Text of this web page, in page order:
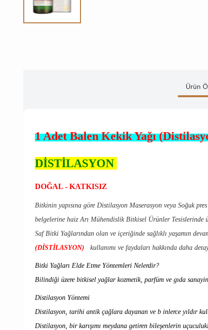
Ürün
1 Adet Balen Kekik Yağı
DİSTİLASYON
DOĞAL - KATKISIZ
Bitkinin yapısına göre Distilasyon Maserasyon veya Soğuk
belgelerine haiz Arı Mühendislik Bitkisel Ürünler Tesislerinde
Saf Bitki Yağlarından olan ve içeriğinde sağlıklı yaşamın
(DİSTİLASYON) kullanımı ve faydaları hakkında daha
Bitki Yağları Elde Etme Yöntemleri Nelerdir?
Bilindiği üzere bitkisel yağlar kozmetik, parfüm ve gıda
Distilasyon Yöntemi
Distilasyon, tarihi antik çağlara dayanan ve b inlerce yıldır
Distilasyon, bir karışımı meydana getiren bileşenlerin